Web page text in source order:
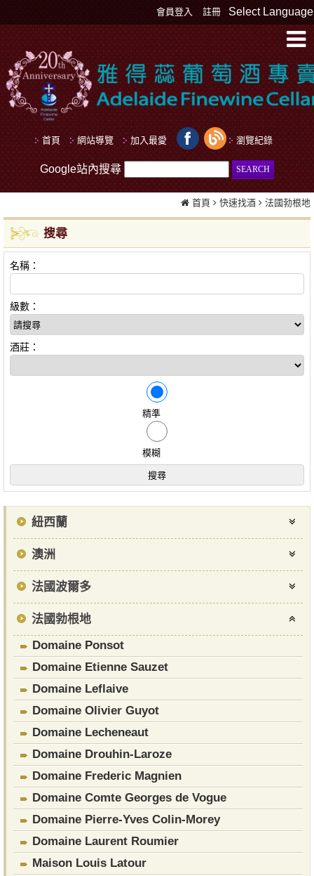
Select Language
會員登入 註冊
首頁 網站導覽 加入最愛 瀏覽紀錄
Google站內搜尋
首頁 快速找酒 法國勃根地
搜尋
名稱：
級數：
酒莊：
精準
模糊
紐西蘭
澳洲
法國波爾多
法國勃根地
Domaine Ponsot
Domaine Etienne Sauzet
Domaine Leflaive
Domaine Olivier Guyot
Domaine Lecheneaut
Domaine Drouhin-Laroze
Domaine Frederic Magnien
Domaine Comte Georges de Vogue
Domaine Pierre-Yves Colin-Morey
Domaine Laurent Roumier
Maison Louis Latour